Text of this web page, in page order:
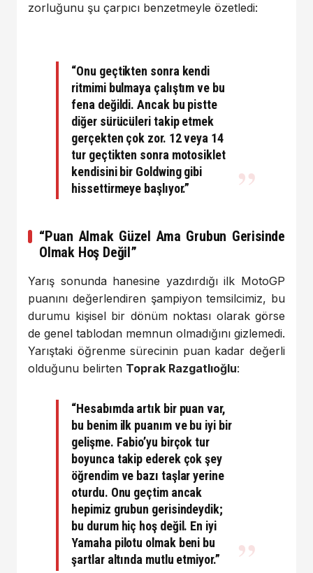
zorluğunu şu çarpıcı benzetmeyle özetledi:
“Onu geçtikten sonra kendi
ritmimi bulmaya çalıştım ve bu
fena değildi. Ancak bu pistte
diğer sürücüleri takip etmek
gerçekten çok zor. 12 veya 14
tur geçtikten sonra motosiklet
kendisini bir Goldwinggibi
hissettirmeye başlıyor.”
“Puan Almak Güzel Ama Grubun Gerisinde
Olmak Hoş Değil”
Yarış sonunda hanesine yazdırdığı ilk MotoGP
puanını değerlendiren şampiyon temsilcimiz, bu
durumu kişisel bir dönüm noktası olarak görse
de genel tablodan memnun olmadığını gizlemedi.
Yarıştaki öğrenme sürecinin puan kadar değerli
olduğunu belirten Toprak Razgatlıoğlu:
“Hesabımda artık bir puan var,
bu benim ilk puanım ve bu iyi bir
gelişme. Fabio’yu birçok tur
boyunca takip ederek çok şey
öğrendim ve bazı taşlar yerine
oturdu. Onu geçtim ancak
hepimiz grubun gerisindeydik;
bu durum hiç hoş değil. En iyi
Yamaha pilotu olmak beni bu
şartlar altında mutlu etmiyor.”